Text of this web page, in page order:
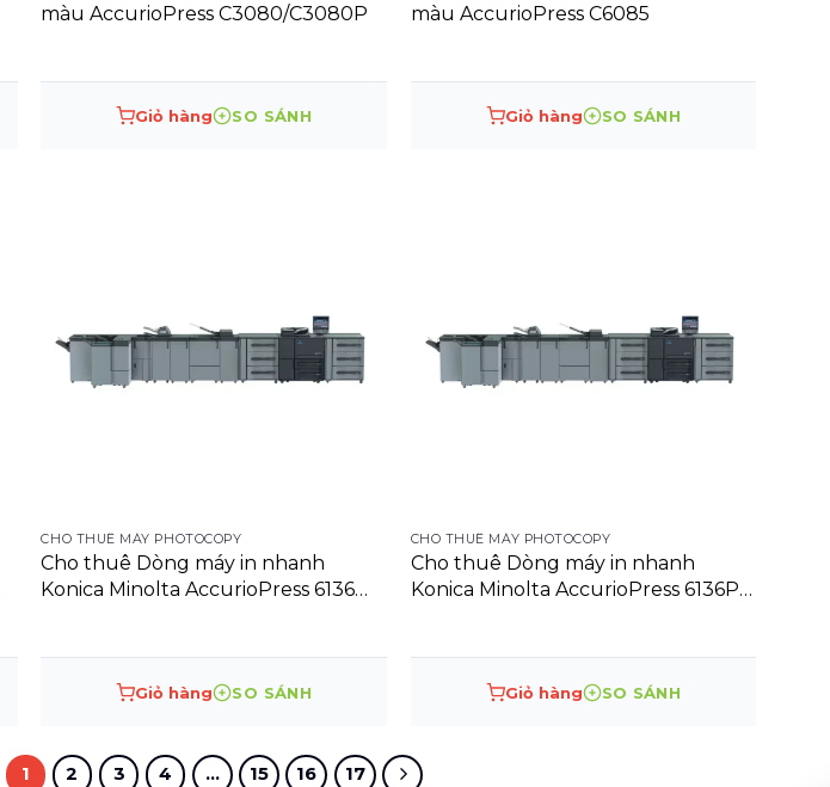
màu AccurioPress C3080/C3080P
Giỏ hàng SO SÁNH
màu AccurioPress C6085
Giỏ hàng SO SÁNH
CHO THUÊ MÁY PHOTOCOPY
Cho thuê Dòng máy in nhanh
Konica Minolta AccurioPress 6136
Giỏ hàng SO SÁNH
CHO THUÊ MÁY PHOTOCOPY
Cho thuê Dòng máy in nhanh
Konica Minolta AccurioPress 6136P
Giỏ hàng SO SÁNH
1 2 3 4 … 15 16 17